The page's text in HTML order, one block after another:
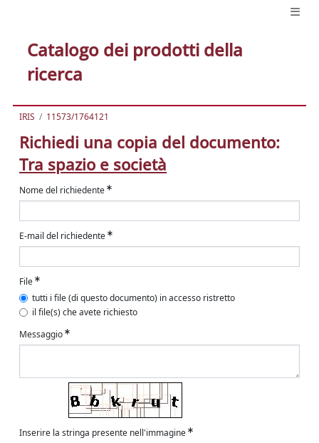
Catalogo dei prodotti della
ricerca
IRIS 11573/1764121
Richiedi una copia del documento:
Tra spazio e società
Nome del richiedente
E-mail del richiedente
File
tutti i file (di questo documento) in accesso ristretto
il file(s) che avete richiesto
Messaggio
Inserire la stringa presente nell'immagine